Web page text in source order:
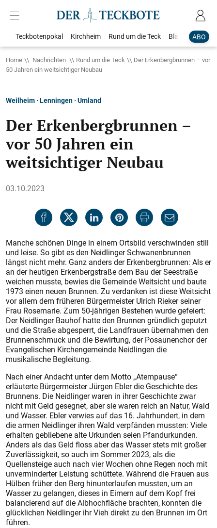
ABO
Teckbotenpokal Kirchheim Rund um die Teck Blaulicht
Home Nachrichten Rund um die Teck
Der Erkenbergbrunnen – vor
50 Jahren ein weitsichtiger Neubau
Weilheim · Lenningen · Umland
Der Erkenbergbrunnen –
vor 50 Jahren ein
weitsichtiger Neubau
03.10.2023
Manche schönen Dinge in einem Ortsbild verschwinden still
und leise. So gibt es den Neidlinger Schwanenbrunnen
längst nicht mehr. Ganz anders der Erkenbergbrunnen: Als er
an der heutigen Erkenbergstraße dem Bau der Seestraße
weichen musste, bewies die Gemeinde Weitsicht und baute
1973 einen neuen Brunnen. Zu verdanken ist diese Weitsicht
vor allem dem früheren Bürgermeister Ulrich Rieker seiner
Frau Rosemarie. Zum 50-jährigen Bestehen wurde gefeiert:
Der Neidlinger Bauhof hatte den Brunnen gründlich geputzt
und die Straße abgesperrt, die Landfrauen übernahmen den
Brunnenschmuck und die Bewirtung, der Posaunenchor der
Evangelischen Kirchengemeinde Neidlingen die
musikalische Begleitung.
Nach einer Andacht unter dem Motto „Atempause“
erläuterte Bürgermeister Jürgen Ebler die Geschichte des
Brunnens. Die Neidlinger waren in ihrer Geschichte zwar
nicht mit Geld gesegnet, aber sie waren reich an Natur, Wald
und Wasser. Ebler verwies auf das 16. Jahrhundert, in dem
die armen Neidlinger ihren Wald verpfänden mussten: Viele
erhalten gebliebene alte Urkunden seien Pfandurkunden.
Anders als das Geld floss aber das Wasser stets mit großer
Zuverlässigkeit, so auch im Sommer 2023, als die
Quellensteige auch nach vier Wochen ohne Regen noch mit
unverminderter Leistung schüttete. Während die Frauen aus
Hülben früher den Berg hinunterlaufen mussten, um an
Wasser zu gelangen, dieses in Eimern auf dem Kopf frei
balancierend auf die Albhochfläche brachten, konnten die
glücklichen Neidlinger ihr Vieh direkt zu den Brunnen im Ort
führen.